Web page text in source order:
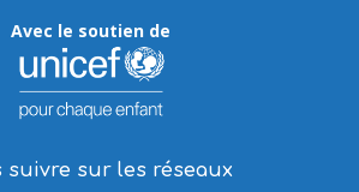
Avec le soutien de
suivre sur les réseaux